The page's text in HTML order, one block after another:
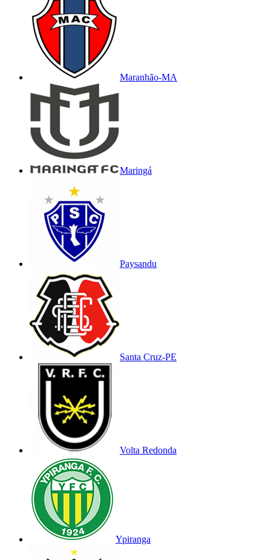
Maranhão-MA
Maringá
Paysandu
Santa Cruz-PE
Volta Redonda
Ypiranga